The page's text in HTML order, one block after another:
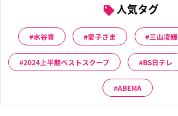
人気タグ
水谷豊 愛子さま 三山凌輝
2024上半期ベストスクープ BS日テレ
ABEMA